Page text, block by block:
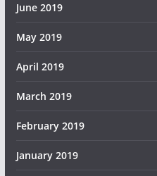
June 2019
May 2019
April 2019
March 2019
February 2019
January 2019